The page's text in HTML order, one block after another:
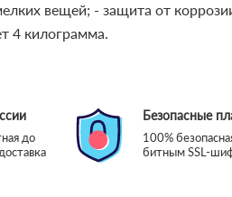
вещей; - защита от
4 килограмма.
до
Безопасные
100%
битным SSL-